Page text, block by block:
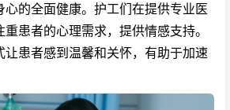
心的全面健康。护工们在提供专业医
患者的心理需求，提供情感支持。
让患者感到温馨和关怀，有助于加速